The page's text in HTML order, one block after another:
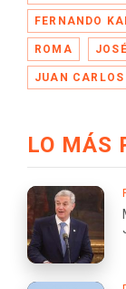
FERNANDO
ROMA
JUAN CARLOS
LO MÁS